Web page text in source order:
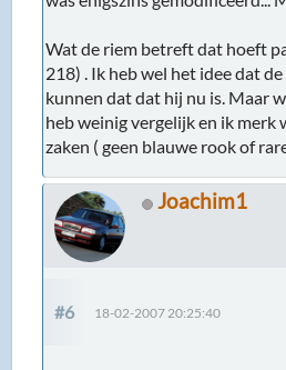
Wat de riem betreft dat hoeft
218) . Ik heb wel het idee dat
kunnen dat dat hij nu is. Maar
heb weinig vergelijk en ik merk
zaken ( geen blauwe rook of
Joachim1
#6 18-02-2007 20:25:40